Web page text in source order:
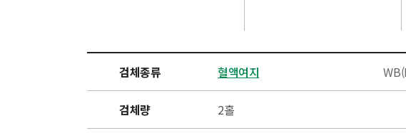
검체종류 혈액여지
검체량 2홀